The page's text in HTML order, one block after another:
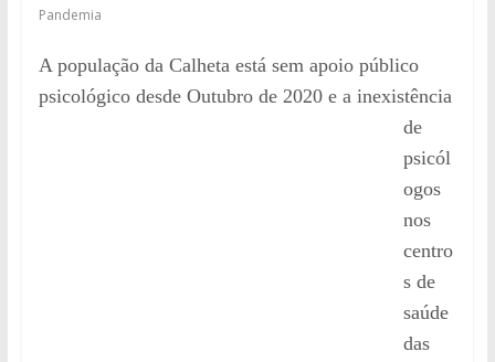
Pandemia
A população da Calheta está sem apoio público
psicológico desde Outubro de 2020e a inexistência
de
psicól
ogos
nos
centro
s de
saúde
das